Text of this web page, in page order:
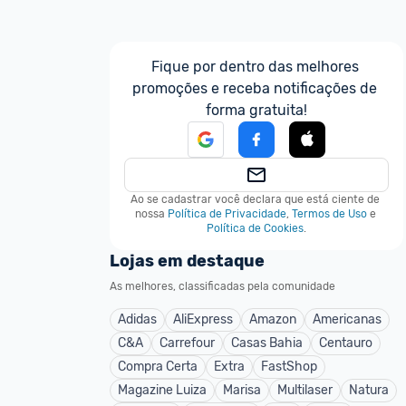
Fique por dentro das melhores
promoções e receba notificações de
forma gratuita!
Ao se cadastrar você declara que está ciente de
nossa Política de Privacidade, Termos de Uso e
Política de Cookies.
Lojas em destaque
As melhores, classificadas pela comunidade
Adidas AliExpress Amazon
Americanas
C&A
Carrefour Casas Bahia
Centauro
Compra Certa
Extra
FastShop
Magazine Luiza
Marisa Multilaser
Natura